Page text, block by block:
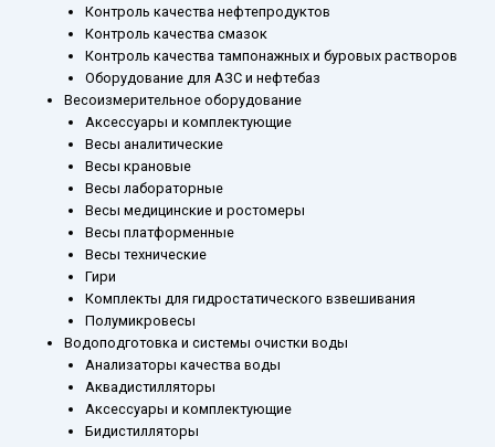
Контроль качества нефтепродуктов
Контроль качества смазок
Контроль качества тампонажных и буровых растворов
Оборудование для АЗС и нефтебаз
Весоизмерительное оборудование
Аксессуары и комплектующие
Весы аналитические
Весы крановые
Весы лабораторные
Весы медицинские и ростомеры
Весы платформенные
Весы технические
Гири
Комплекты для гидростатического взвешивания
Полумикровесы
Водоподготовка и системы очистки воды
Анализаторы качества воды
Аквадистилляторы
Аксессуары и комплектующие
Бидистилляторы